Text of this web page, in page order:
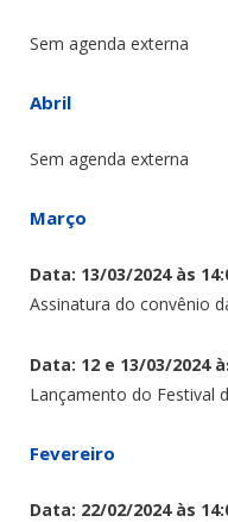
Sem agenda externa
Abril
Sem agenda externa
Março
Data: 13/03/2024 às
Assinatura do convênio
Data: 12 e 13/03/2024
Lançamento do Festival
Fevereiro
Data: 22/02/2024 às